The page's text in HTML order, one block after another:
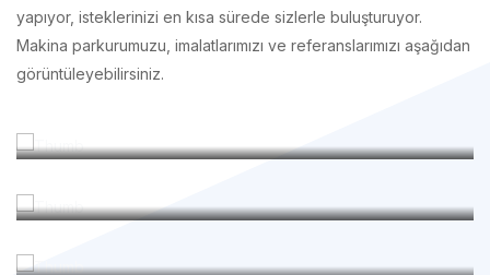
yapıyor, isteklerinizi en kısa sürede sizlerle buluşturuyor.
Makina parkurumuzu, imalatlarımızı ve referanslarımızı aşağıdan
görüntüleyebilirsiniz.
Makina Parkurumuz
Referanslarımız